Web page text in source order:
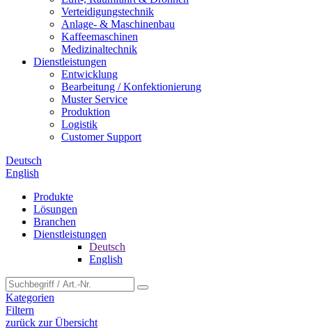
Verteidigungstechnik
Anlage- & Maschinenbau
Kaffeemaschinen
Medizinaltechnik
Dienstleistungen
Entwicklung
Bearbeitung / Konfektionierung
Muster Service
Produktion
Logistik
Customer Support
Deutsch
English
Produkte
Lösungen
Branchen
Dienstleistungen
Deutsch
English
Kategorien
Filtern
zurück zur Übersicht